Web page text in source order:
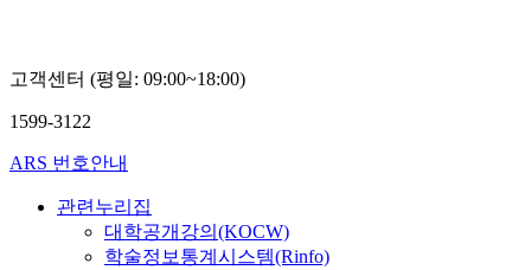
고객센터 (평일: 09:00~18:00)
1599-3122
ARS 번호안내
관련누리집
대학공개강의(KOCW)
학술정보통계시스템(Rinfo)